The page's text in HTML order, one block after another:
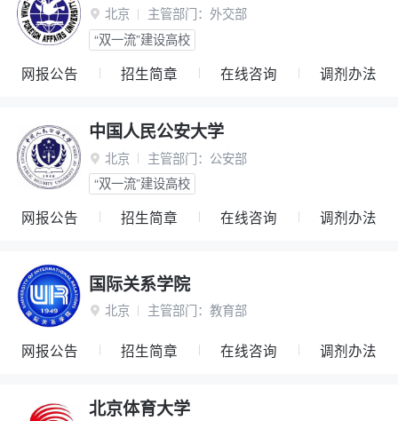
 北京 主管部门： 外交部
“双一流”建设高校
网报公告 招生简章 在线咨询 调剂办法
中国人民公安大学
 北京 主管部门： 公安部
“双一流”建设高校
网报公告 招生简章 在线咨询 调剂办法
国际关系学院
 北京 主管部门： 教育部
网报公告 招生简章 在线咨询 调剂办法
北京体育大学